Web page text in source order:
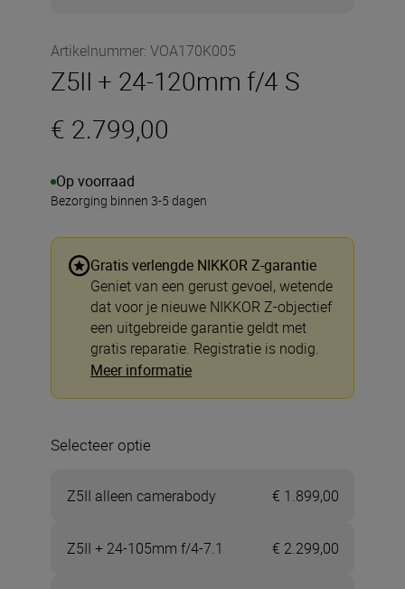
Artikelnummer: VOA170K005
Z5II + 24-120mm f/4 S
€ 2.799,00
Op voorraad
Bezorging binnen 3-5 dagen
Gratis verlengde NIKKOR Z-garantie
Geniet van een gerust gevoel, wetende
dat voor je nieuwe NIKKOR Z-objectief
een uitgebreide garantie geldt met
gratis reparatie. Registratie is nodig.
Meer informatie
Selecteer optie
Z5II alleen camerabody € 1.899,00
Z5II + 24-105mm f/4-7.1 € 2.299,00